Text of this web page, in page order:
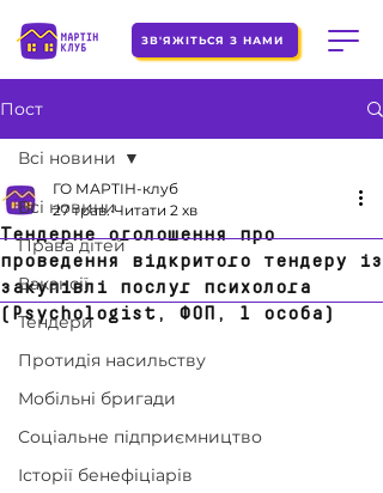
ЗВ'ЯЖІТЬСЯ З НАМИ
Пост
Всі новини
Права дітей
Вакансії
Тендери
Протидія насильству
Мобільні бригади
Соціальне підприємництво
Історії бенефіціарів
Всі новини
Тендерне оголошення про
проведення відкритого тендеру із
закупівлі послуг психолога
(Psychologist, ФОП, 1 особа)
ГО МАРТІН-клуб
27 трав. Читати 2 хв